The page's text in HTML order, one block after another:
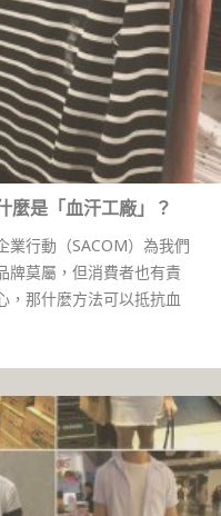
麼是「血汗工廠」？
業行動（SACOM）為我們
牌莫屬，但消費者也有責
，那什麼方法可以抵抗血